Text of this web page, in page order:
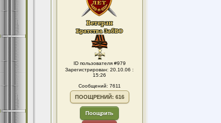
ID пользователя #979
Зарегистрирован: 20.10.06 :
15:26
Сообщений: 7611
ПООЩРЕНИЙ: 616
Поощрить